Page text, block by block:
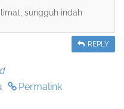
sungguh indah
REPLY
Permalink